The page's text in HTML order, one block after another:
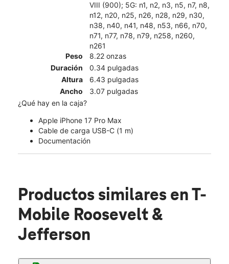
VIII (900); 5G: n1, n2, n3, n5, n7, n8,
n12, n20, n25, n26, n28, n29, n30,
n38, n40, n41, n48, n53, n66, n70,
n71, n77, n78, n79, n258, n260,
n261
Peso
8.22 onzas
Duración
0.34 pulgadas
Altura
6.43 pulgadas
Ancho
3.07 pulgadas
¿Qué hay en la caja?
Apple iPhone 17 Pro Max
Cable de carga USB-C (1 m)
Documentación
Productos similares en T-
Mobile Roosevelt &
Jefferson